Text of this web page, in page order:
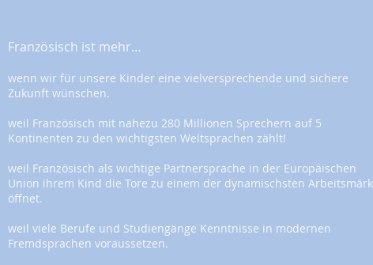
Französisch ist mehr…
wenn wir für unsere Kinder eine vielversprechende und sichere
Zukunft wünschen.
weil Französisch mit nahezu 280 Millionen Sprechern auf 5
Kontinenten zu den wichtigsten Weltsprachen zählt!
weil Französisch als wichtige Partnersprache in der Europäischen
Union ihrem Kind die Tore zu einem der dynamischsten
öffnet.
weil viele Berufe und Studiengänge Kenntnisse in modernen
Fremdsprachen voraussetzen.